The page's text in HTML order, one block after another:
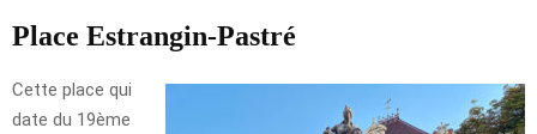
Place Estrangin-Pastré
Cette place qui
date du 19ème